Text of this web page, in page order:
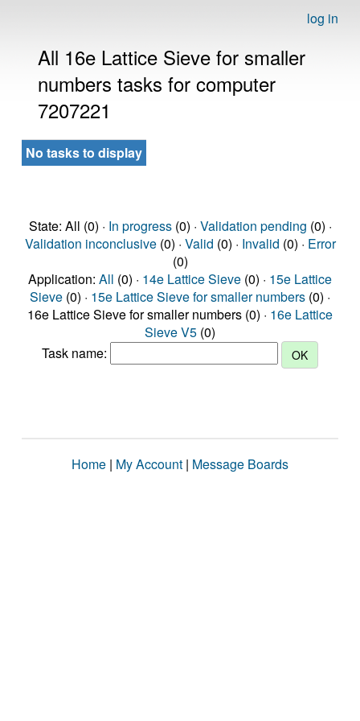
log in
All 16e Lattice Sieve for smaller
numbers tasks for computer
7207221
No tasks to display
State: All (0) · In progress(0) · Validation pending (0) ·
Validation inconclusive(0) · Valid (0) · Invalid (0) · Error
(0)
Application: All (0) · 14e Lattice Sieve (0) · 15e Lattice
Sieve (0) · 15e Lattice Sieve for smaller numbers (0) ·
16e Lattice Sieve for smaller numbers (0) · 16e Lattice
Sieve V5 (0)
Task name:
Home | My Account | Message Boards